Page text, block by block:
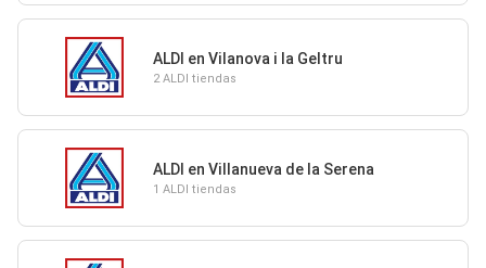
ALDI en Vilanova i la Geltru
2 ALDI tiendas
ALDI en Villanueva de la Serena
1 ALDI tiendas